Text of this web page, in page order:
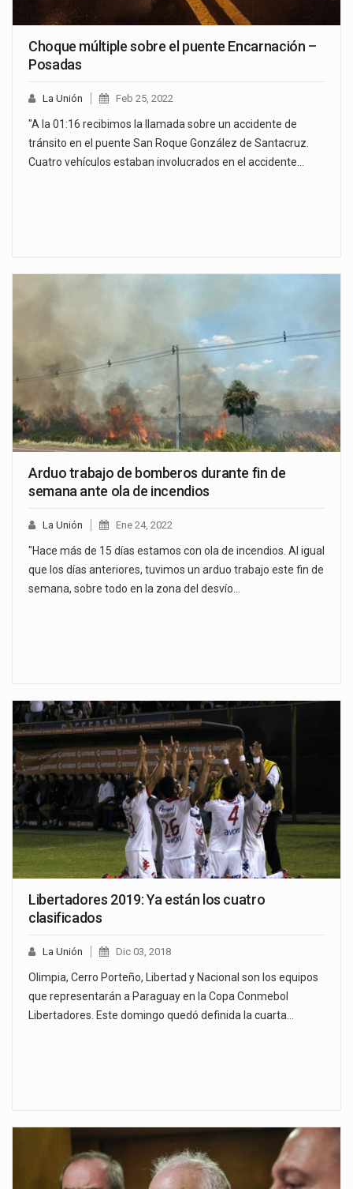
Choque múltiple sobre el puente Encarnación –
Posadas
La Unión Feb 25, 2022
"A la 01:16 recibimos la llamada sobre un accidente de
tránsito en el puente San Roque González de Santacruz.
Cuatro vehículos estaban involucrados en el accidente…
Arduo trabajo de bomberos durante fin de
semana ante ola de incendios
La Unión Ene 24, 2022
"Hace más de 15 días estamos con ola de incendios. Al igual
que los días anteriores, tuvimos un arduo trabajo este fin de
semana, sobre todo en la zona del desvío…
Libertadores 2019: Ya están los cuatro
clasificados
La Unión Dic 03, 2018
Olimpia, Cerro Porteño, Libertad y Nacional son los equipos
que representarán a Paraguay en la Copa Conmebol
Libertadores. Este domingo quedó definida la cuarta…